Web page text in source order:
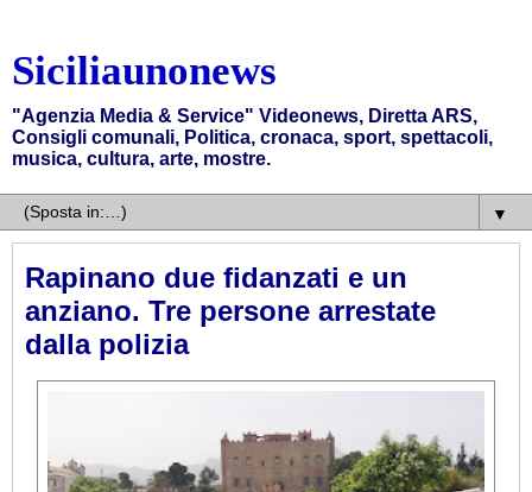
Siciliaunonews
"Agenzia Media & Service" Videonews, Diretta ARS,
Consigli comunali, Politica, cronaca, sport, spettacoli,
musica, cultura, arte, mostre.
▼
Rapinano due fidanzati e un
anziano. Tre persone arrestate
dalla polizia